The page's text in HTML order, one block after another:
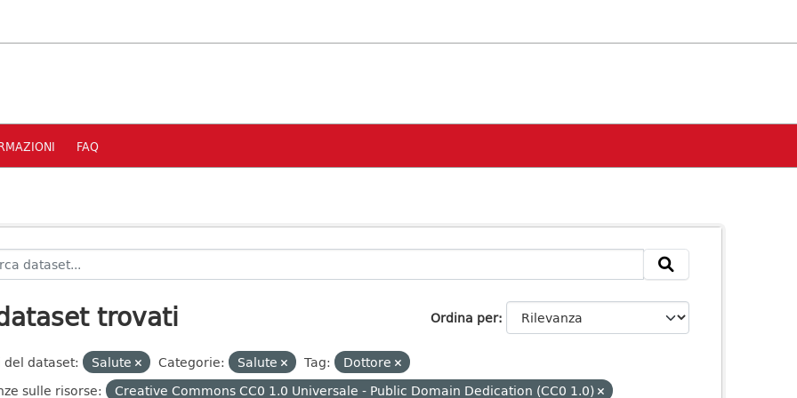
FAQ
Ordina per
trovati
del dataset: Salute Categorie: Salute Tag:
Dottore
sulle risorse:
Creative Commons CC0 1.0 Universale - Public Domain Dedication (CC0 1.0)